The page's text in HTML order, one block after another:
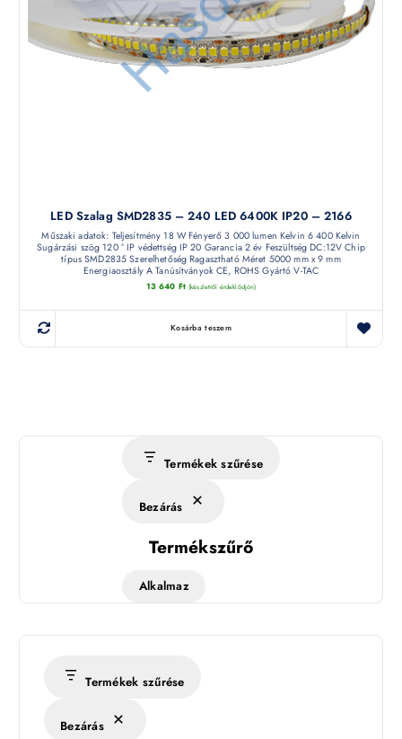
LED Szalag SMD2835 – 240 LED 6400K IP20 – 2166
Műszaki adatok: Teljesítmény 18 W Fényerő 3 000 lumen Kelvin 6 400 Kelvin
Sugárzási szög 120 ° IP védettség IP 20 Garancia 2 év Feszültség DC:12V Chip
típus SMD2835 Szerelhetőség Ragasztható Méret 5000 mm x 9 mm
Energiaosztály A Tanúsítványok CE, ROHS Gyártó V-TAC
13 640 Ft (készletről érdeklődjön)
Kosárba teszem
Termékek szűrése
Bezárás
Termékszűrő
Alkalmaz
Termékek szűrése
Bezárás